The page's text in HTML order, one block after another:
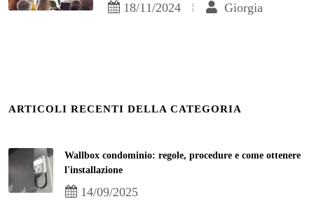
18/11/2024 Giorgia
ARTICOLI RECENTI DELLA CATEGORIA
Wallbox condominio: regole, procedure e come ottenere
l'installazione
14/09/2025